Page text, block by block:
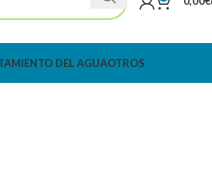
DEL AGUAOTROS